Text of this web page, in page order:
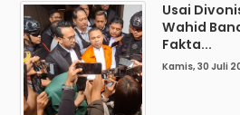
Usai
Wahid
Fakta...
Kamis, 30 Juli